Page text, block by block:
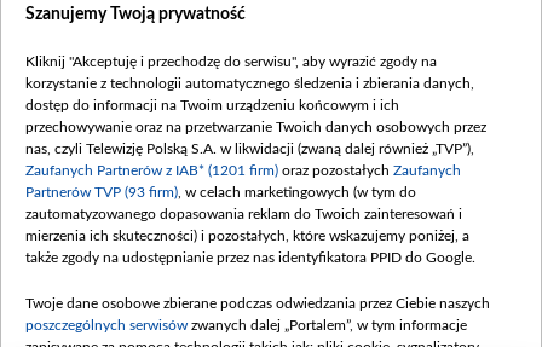
Opinie
Białoruś / Polska
Czytelnia
Centrum Europy
O nas
Kontakt
Informacje o nadawcy
Serwisy partnerskie
belsat.eu
Szanujemy Twoją prywatność
Kliknij "Akceptuję i przechodzę do serwisu", aby wyrazić zgody na
korzystanie z technologii automatycznego śledzenia i zbierania danych,
dostęp do informacji na Twoim urządzeniu końcowym i ich
przechowywanie oraz na przetwarzanie Twoich danych osobowych przez
nas, czyli Telewizję Polską S.A. w likwidacji (zwaną dalej również „TVP”),
Zaufanych Partnerów z IAB* (1201 firm) oraz pozostałych Zaufanych
Partnerów TVP (93 firm) , w celach marketingowych (w tym do
zautomatyzowanego dopasowania reklam do Twoich zainteresowań i
mierzenia ich skuteczności) i pozostałych, które wskazujemy poniżej, a
także zgody na udostępnianie przez nas identyfikatora PPID do Google.
Twoje dane osobowe zbierane podczas odwiedzania przez Ciebie naszych
poszczególnych serwisów zwanych dalej „Portalem”, w tym informacje